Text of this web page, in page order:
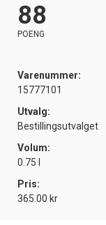
88
POENG
Varenummer:
15777101
Utvalg:
Bestillingsutvalget
Volum:
0.75 l
Pris:
365.00 kr